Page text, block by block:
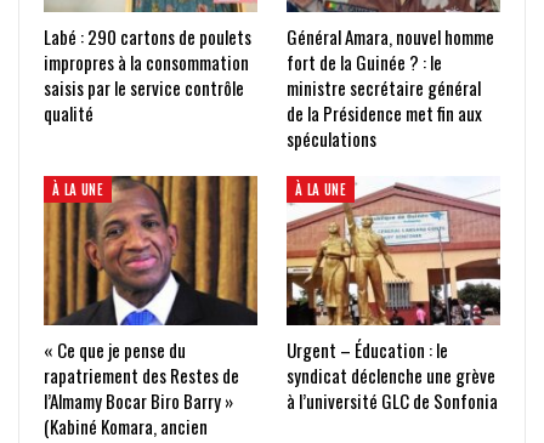
Labé : 290 cartons de poulets
impropres à la consommation
saisis par le service contrôle
qualité
Général Amara, nouvel homme
fort de la Guinée ? : le
ministre secrétaire général
de la Présidence met fin aux
spéculations
À LA UNE
« Ce que je pense du
rapatriement des Restes de
l’Almamy Bocar Biro Barry »
(Kabiné Komara, ancien
À LA UNE
Urgent – Éducation : le
syndicat déclenche une grève
à l’université GLC de Sonfonia